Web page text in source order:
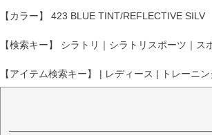
【カラー】 423 BLUE TINT/REFLECTIVE SILV
【検索キー】 シラトリ｜シラトリスポーツ｜ス
【アイテム検索キー】 | レディース | トレーニ